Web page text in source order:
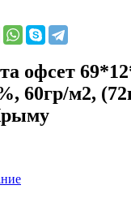
офсет
60гр/м2,